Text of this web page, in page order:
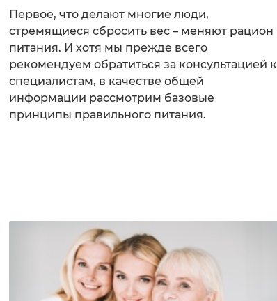
Первое, что делают многие люди,
стремящиеся сбросить вес – меняют рацион
питания. И хотя мы прежде всего
рекомендуем обратиться за консультацией к
специалистам, в качестве общей
информации рассмотрим базовые
принципы правильного питания.